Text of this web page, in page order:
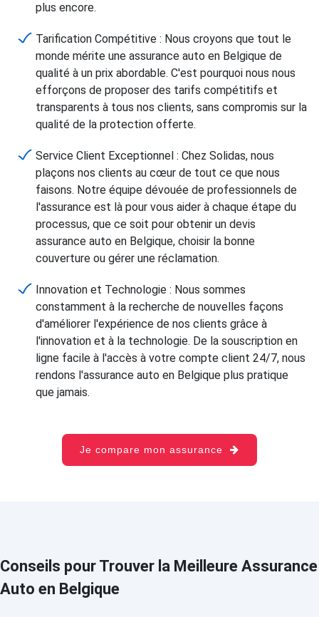
plus encore.
Tarification Compétitive : Nous croyons que tout le
monde mérite une assurance auto en Belgique de
qualité à un prix abordable. C'est pourquoi nous nous
efforçons de proposer des tarifs compétitifs et
transparents à tous nos clients, sans compromis sur la
qualité de la protection offerte.
Service Client Exceptionnel : Chez Solidas, nous
plaçons nos clients au cœur de tout ce que nous
faisons. Notre équipe dévouée de professionnels de
l'assurance est là pour vous aider à chaque étape du
processus, que ce soit pour obtenir un devis
assurance auto en Belgique, choisir la bonne
couverture ou gérer une réclamation.
Innovation et Technologie : Nous sommes
constamment à la recherche de nouvelles façons
d'améliorer l'expérience de nos clients grâce à
l'innovation et à la technologie. De la souscription en
ligne facile à l'accès à votre compte client 24/7, nous
rendons l'assurance auto en Belgique plus pratique
que jamais.
Je compare mon assurance
Conseils pour Trouver la Meilleure Assurance
Auto en Belgique